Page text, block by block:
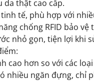
da thật cao cấp.
tế, phù hợp với
chống RFID bảo
nhỏ gọn, tiện lợi khi
cao hơn so với các
nhiều ngăn đựng, chỉ